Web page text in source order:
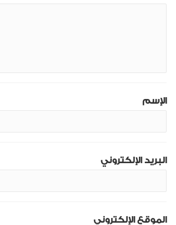
الإسم
البريد الإلكتروني
الموقع الإلكتروني